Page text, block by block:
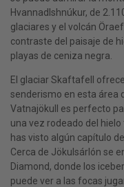
Hvannadlshnúkur, de
glaciares y el volcán
contraste del paisaje de
playas de ceniza negra.
El glaciar Skaftafell
senderismo en esta área
Vatnajökull es perfecto
una vez rodeado del
has visto algún capítulo
Cerca de Jökulsárlón se
Diamond, donde los
puede ver a las focas